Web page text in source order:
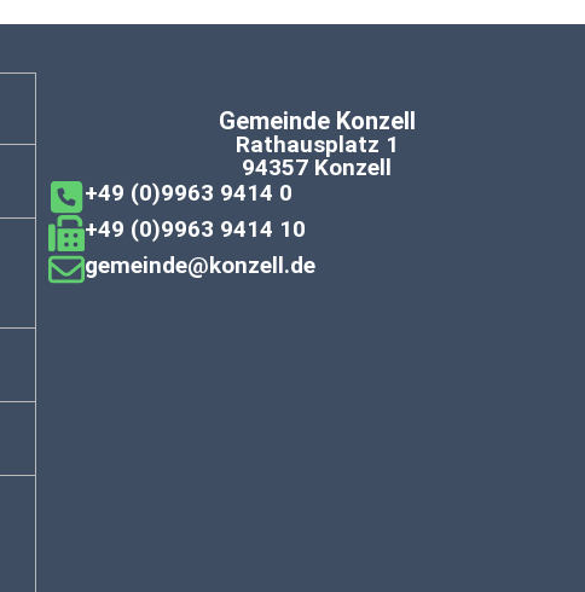
Gemeinde Konzell
Rathausplatz 1
94357 Konzell
+49 (0)9963 9414 0
+49 (0)9963 9414 10
gemeinde@konzell.de